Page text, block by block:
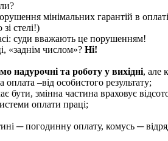
мінімальних гарантій в
стелі!)
суди вважають це порушенням!
«заднім числом»? Ні!
надурочні та роботу у вихідні, але
–від особистого результату;
змінна частина враховує
оплати праці;
─ погодинну оплату, комусь ─